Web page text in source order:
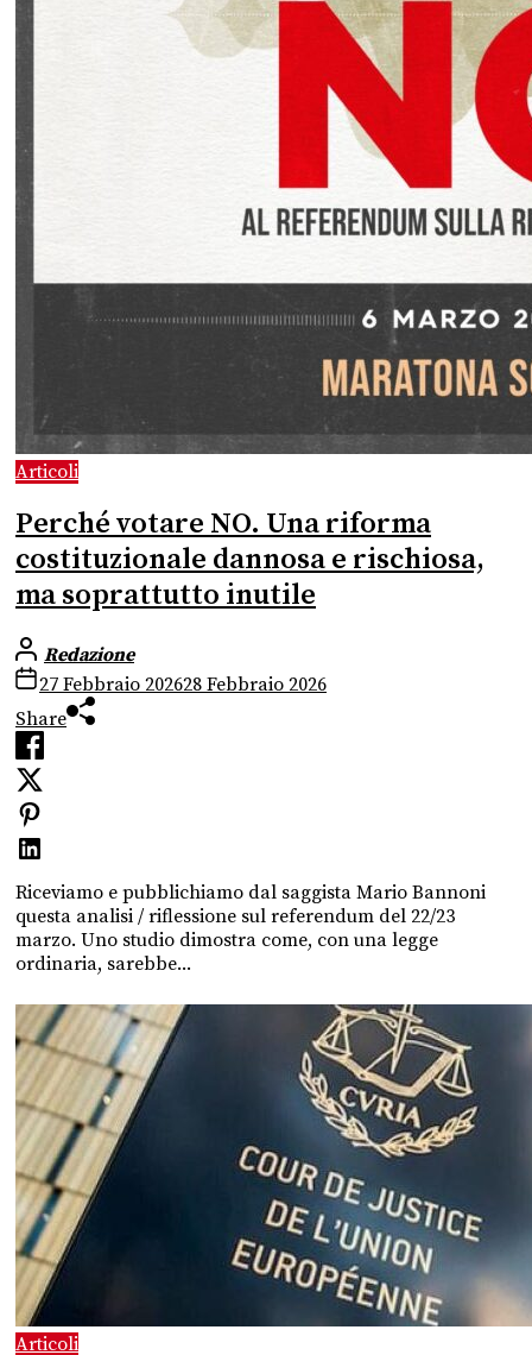
Articoli
Perché votare NO. Una riforma
costituzionale dannosa e rischiosa,
ma soprattutto inutile
Redazione
27 Febbraio 202628 Febbraio 2026
Share
Riceviamo e pubblichiamo dal saggista Mario Bannoni
questa analisi / riflessione sul referendum del 22/23
marzo. Uno studio dimostra come, con una legge
ordinaria, sarebbe...
Articoli